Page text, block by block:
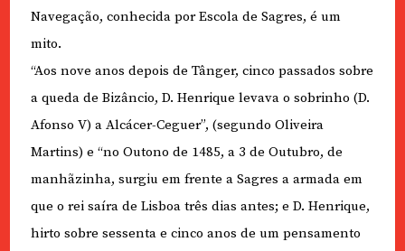
Navegação, conhecida por Escola de Sagres, é um
mito.
“Aos nove anos depois de Tânger, cinco passados sobre
a queda de Bizâncio, D. Henrique levava o sobrinho (D.
Afonso V) a Alcácer-Ceguer”, (segundo Oliveira
Martins) e “no Outono de 1485, a 3 de Outubro, de
manhãzinha, surgiu em frente a Sagres a armada em
que o rei saíra de Lisboa três dias antes; e D. Henrique,
hirto sobre sessenta e cinco anos de um pensamento